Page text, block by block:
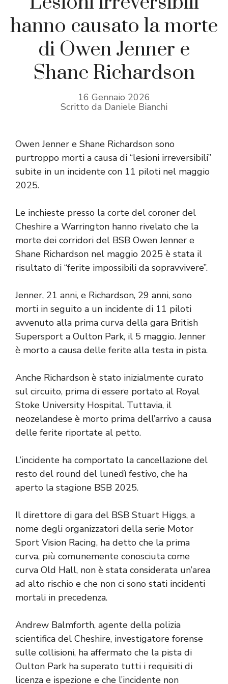
hanno causato la morte
di Owen Jenner e
Shane Richardson
16 Gennaio 2026
Scritto da Daniele Bianchi
Owen Jenner e Shane Richardson sono
purtroppo morti a causa di “lesioni irreversibili”
subite in un incidente con 11 piloti nel maggio
2025.
Le inchieste presso la corte del coroner del
Cheshire a Warrington hanno rivelato che la
morte dei corridori del BSB Owen Jenner e
Shane Richardson nel maggio 2025 è stata il
risultato di “ferite impossibili da sopravvivere”.
Jenner, 21 anni, e Richardson, 29 anni, sono
morti in seguito a un incidente di 11 piloti
avvenuto alla prima curva della gara British
Supersport a Oulton Park, il 5 maggio. Jenner
è morto a causa delle ferite alla testa in pista.
Anche Richardson è stato inizialmente curato
sul circuito, prima di essere portato al Royal
Stoke University Hospital. Tuttavia, il
neozelandese è morto prima dell’arrivo a causa
delle ferite riportate al petto.
L’incidente ha comportato la cancellazione del
resto del round del lunedì festivo, che ha
aperto la stagione BSB 2025.
Il direttore di gara del BSB Stuart Higgs, a
nome degli organizzatori della serie Motor
Sport Vision Racing, ha detto che la prima
curva, più comunemente conosciuta come
curva Old Hall, non è stata considerata un’area
ad alto rischio e che non ci sono stati incidenti
mortali in precedenza.
Andrew Balmforth, agente della polizia
scientifica del Cheshire, investigatore forense
sulle collisioni, ha affermato che la pista di
Oulton Park ha superato tutti i requisiti di
licenza e ispezione e che l’incidente non